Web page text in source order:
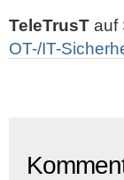
TeleTrusT auf
OT-/IT-